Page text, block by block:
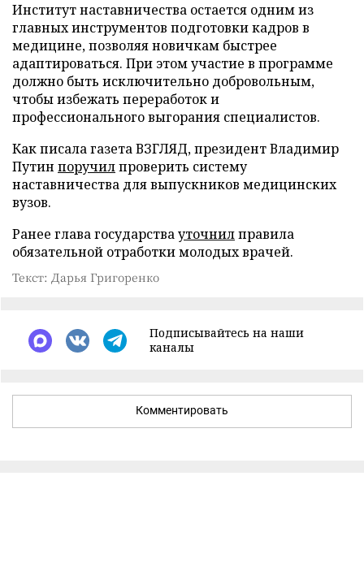
Институт наставничества остается одним из
главных инструментов подготовки кадров в
медицине, позволяя новичкам быстрее
адаптироваться. При этом участие в программе
должно быть исключительно добровольным,
чтобы избежать переработок и
профессионального выгорания специалистов.
Как писала газета ВЗГЛЯД, президент Владимир
Путин поручилпроверить систему
наставничества для выпускников медицинских
вузов.
Ранее глава государствауточнилправила
обязательной отработки молодых врачей.
Текст: Дарья Григоренко
Подписывайтесь на наши
каналы
Комментировать